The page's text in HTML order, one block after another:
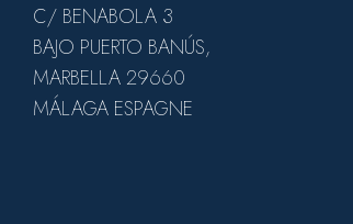
C/ BENABOLA 3
BAJO PUERTO BANÚS,
MARBELLA 29660
MÁLAGA ESPAGNE